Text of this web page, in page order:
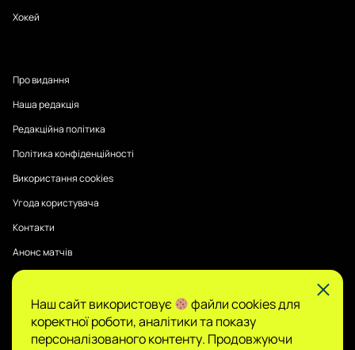
Хокей
Про видання
Наша редакція
Редакційна політика
Політика конфіденційності
Використання cookies
Угода користувача
Контакти
Анонс матчів
Публікації на Sports Radar мають інформаційний характер.
Думки авторів є їхньою особистою позицією, редакція не
гарантує повної достовірності та не несе відповідальності
Наш сайт використовує
файли cookies для
коректної роботи, аналітики та показу
персоналізованого контенту. Продовжуючи